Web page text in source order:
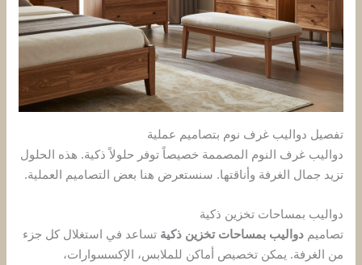
تفصيل دواليب غرف نوم بتصاميم عملية
دواليب غرف النوم المصممة خصيصاً توفر حلولاً ذكية. هذه الحلول
تزيد جمال الغرفة وأناقتها. سنستعرض هنا بعض التصاميم العملية.
دواليب بمساحات تخزين ذكية
تصاميمدواليب بمساحات تخزين ذكية تساعد في استغلال كل جزء
من الغرفة. يمكن تخصيص أماكن للملابس، الإكسسوارات،